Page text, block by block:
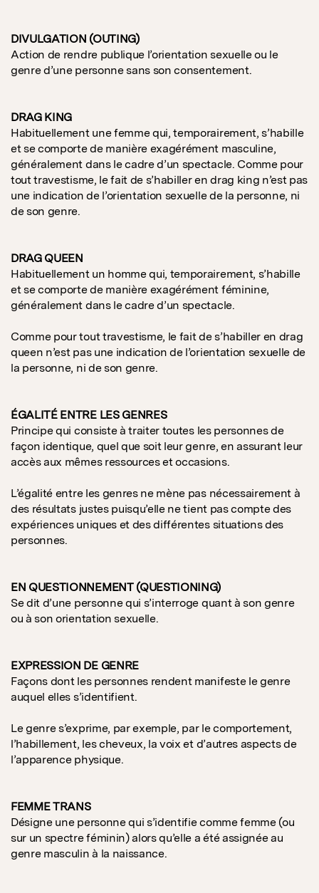
DIVULGATION (OUTING)
Action de rendre publique l’orientation sexuelle ou le
genre d’une personne sans son consentement.
DRAG KING
Habituellement une femme qui, temporairement, s’habille
et se comporte de manière exagérément masculine,
généralement dans le cadre d’un spectacle. Comme pour
tout travestisme, le fait de s’habiller en drag king n’est pas
une indication de l’orientation sexuelle de la personne, ni
de son genre.
DRAG QUEEN
Habituellement un homme qui, temporairement, s’habille
et se comporte de manière exagérément féminine,
généralement dans le cadre d’un spectacle.
Comme pour tout travestisme, le fait de s’habiller en drag
queen n’est pas une indication de l’orientation sexuelle de
la personne, ni de son genre.
ÉGALITÉ ENTRE LES GENRES
Principe qui consiste à traiter toutes les personnes de
façon identique, quel que soit leur genre, en assurant leur
accès aux mêmes ressources et occasions.
L’égalité entre les genres ne mène pas nécessairement à
des résultats justes puisqu’elle ne tient pas compte des
expériences uniques et des différentes situations des
personnes.
EN QUESTIONNEMENT (QUESTIONING)
Se dit d’une personne qui s’interroge quant à son genre
ou à son orientation sexuelle.
EXPRESSION DE GENRE
Façons dont les personnes rendent manifeste le genre
auquel elles s’identifient.
Le genre s’exprime, par exemple, par le comportement,
l’habillement, les cheveux, la voix et d’autres aspects de
l’apparence physique.
FEMME TRANS
Désigne une personne qui s’identifie comme femme (ou
sur un spectre féminin) alors qu’elle a été assignée au
genre masculin à la naissance.